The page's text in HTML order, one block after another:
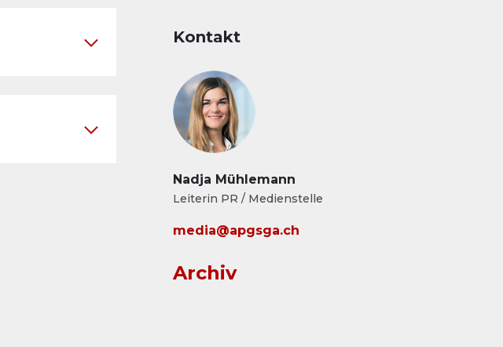
Kontakt
Nadja Mühlemann
Leiterin PR / Medienstelle
media@apgsga.ch
Archiv